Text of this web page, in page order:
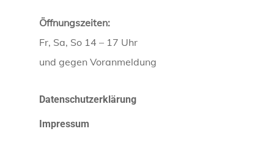
Öffnungszeiten:
Fr, Sa, So 14 – 17 Uhr
und gegen Voranmeldung
Datenschutzerklärung
Impressum